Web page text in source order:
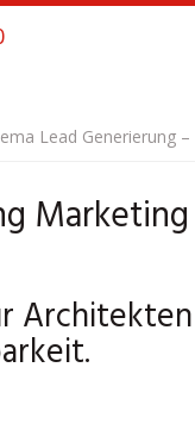
Lead Generierung –